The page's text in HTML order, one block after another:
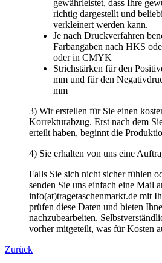
3) Wir erstellen für Sie einen
Korrekturabzug. Erst nach dem
erteilt haben, beginnt die
4) Sie erhalten von uns eine
Falls Sie sich nicht sicher fühlen
senden Sie uns einfach eine Mail an
prüfen diese Daten und bieten
nachzubearbeiten.
vorher mitgeteilt, was für Kosten
Zurück
TragetaschenMarkt
Wir verkaufen schon seit 1994
Plastiktüten, Stofftaschen,